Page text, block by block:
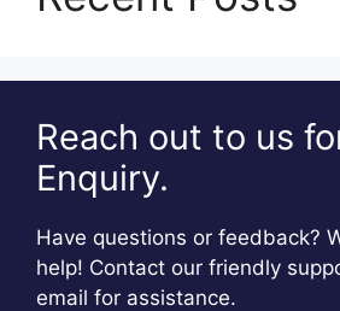
Reach out to us
Enquiry.
Have questions or feedback?
help! Contact our friendly
email for assistance.